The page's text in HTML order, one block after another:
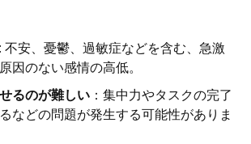
: 不安、憂鬱、過敏症などを含む、急激
因のない感情の高低。
るのが難しい ：集中力やタスクの完了
などの問題が発生する可能性がありま